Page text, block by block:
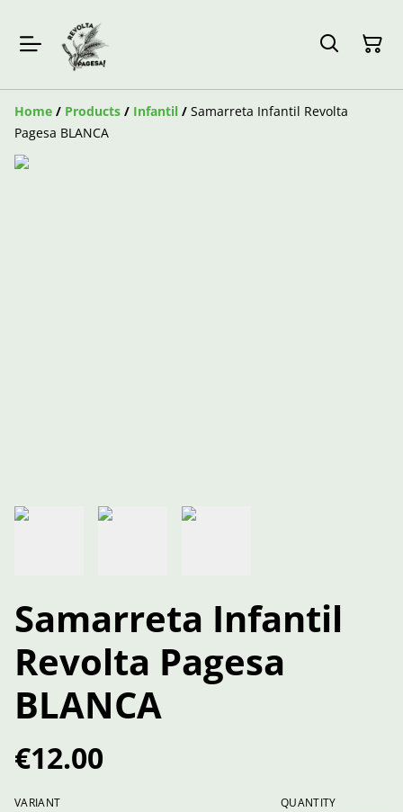
Home / Products / Infantil / Samarreta Infantil Revolta
Pagesa BLANCA
Samarreta Infantil
Revolta Pagesa
BLANCA
€12.00
VARIANT QUANTITY